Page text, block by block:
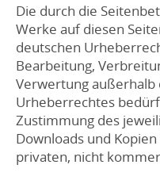
Die durch die
Werke auf diesen
deutschen
Bearbeitung,
Verwertung außerhalb
Urheberrechtes
Zustimmung des
Downloads und
privaten, nicht